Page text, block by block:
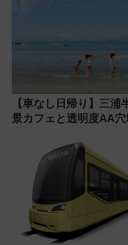
【車なし日帰り】三浦
景カフェと透明度AA穴
用してストレスフリー